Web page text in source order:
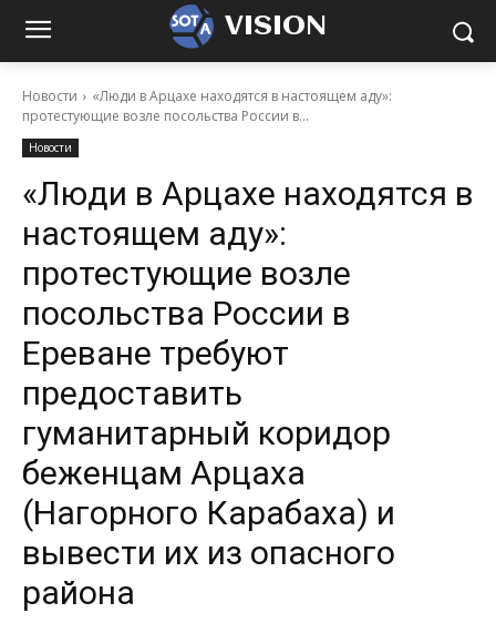
VISION
Новости
«Люди в Арцахе находятся в настоящем аду»:
протестующие возле посольства России в...
Новости
«Люди в Арцахе находятся в
настоящем аду»:
протестующие возле
посольства России в
Ереване требуют
предоставить
гуманитарный коридор
беженцам Арцаха
(Нагорного Карабаха) и
вывести их из опасного
района